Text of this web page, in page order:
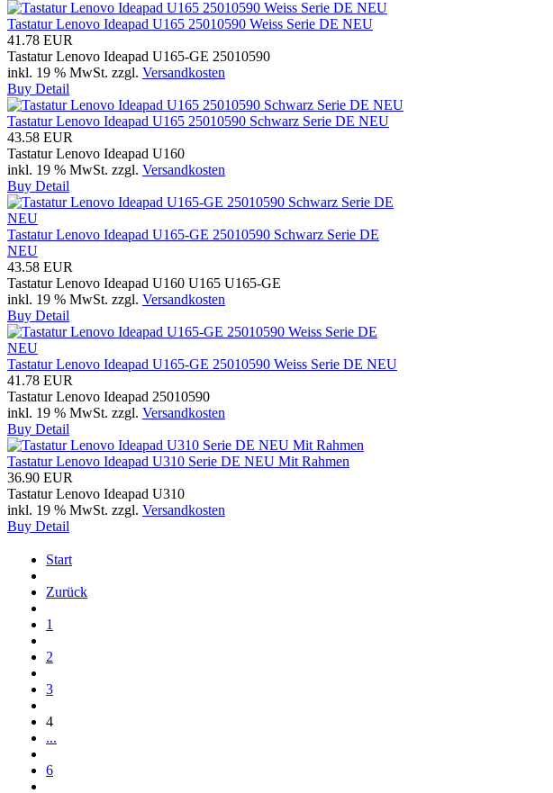
Tastatur Lenovo Ideapad U165 25010590 Weiss Serie DE NEU
41.78 EUR
Tastatur Lenovo Ideapad U165-GE 25010590
inkl. 19 % MwSt. zzgl. Versandkosten
Buy Detail
Tastatur Lenovo Ideapad U165 25010590 Schwarz Serie DE NEU
43.58 EUR
Tastatur Lenovo Ideapad U160
inkl. 19 % MwSt. zzgl. Versandkosten
Buy Detail
Tastatur Lenovo Ideapad U165-GE 25010590 Schwarz Serie DE
NEU
43.58 EUR
Tastatur Lenovo Ideapad U160 U165 U165-GE
inkl. 19 % MwSt. zzgl. Versandkosten
Buy Detail
Tastatur Lenovo Ideapad U165-GE 25010590 Weiss Serie DE NEU
41.78 EUR
Tastatur Lenovo Ideapad 25010590
inkl. 19 % MwSt. zzgl. Versandkosten
Buy Detail
Tastatur Lenovo Ideapad U310 Serie DE NEU Mit Rahmen
36.90 EUR
Tastatur Lenovo Ideapad U310
inkl. 19 % MwSt. zzgl. Versandkosten
Buy Detail
Start
Zurück
1
2
3
4
...
6